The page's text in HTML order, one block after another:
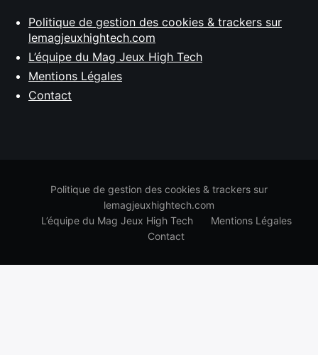
Politique de gestion des cookies & trackers sur
lemagjeuxhightech.com
L’équipe du Mag Jeux High Tech
Mentions Légales
Contact
Politique de gestion des cookies & trackers sur
lemagjeuxhightech.com
L’équipe du Mag Jeux High Tech
Mentions Légales
Contact